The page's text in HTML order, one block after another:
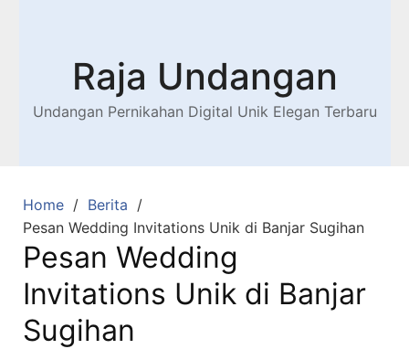
Raja Undangan
Undangan Pernikahan Digital Unik Elegan Terbaru
Home
Berita
Pesan Wedding Invitations Unik di Banjar Sugihan
Pesan Wedding
Invitations Unik di Banjar
Sugihan